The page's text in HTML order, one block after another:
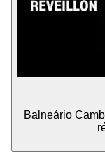
Balneário